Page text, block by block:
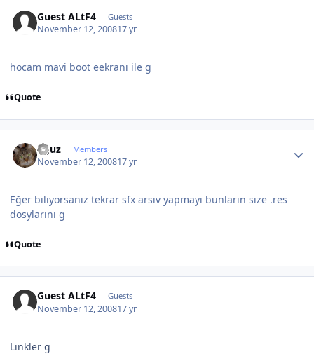
Guest ALtF4 Guests
November 12, 200817 yr
hocam mavi boot eekranı ile g
Quote
oguz Members
November 12, 200817 yr
Eğer biliyorsanız tekrar sfx arsiv yapmayı bunların size .res
dosylarını g
Quote
Guest ALtF4 Guests
November 12, 200817 yr
Linkler g